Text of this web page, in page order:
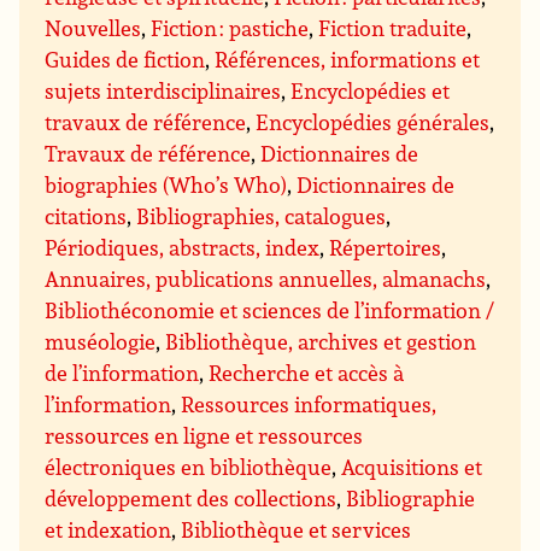
Nouvelles,Fiction : pastiche,Fiction traduite,
Guides de fiction,Références, informations et
sujets interdisciplinaires,Encyclopédies et
travaux de référence,Encyclopédies générales,
Travaux de référence,Dictionnaires de
biographies (Who’s Who),Dictionnaires de
citations, Bibliographies, catalogues,
Périodiques, abstracts, index,Répertoires,
Annuaires, publications annuelles, almanachs,
Bibliothéconomie et sciences de l’information /
muséologie, Bibliothèque, archives et gestion
de l’information,Recherche et accès à
l’information,Ressources informatiques,
ressources en ligne et ressources
électroniques en bibliothèque,Acquisitions et
développement des collections, Bibliographie
et indexation, Bibliothèque et services